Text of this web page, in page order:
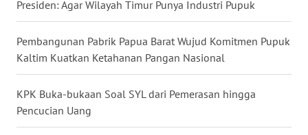
Presiden: Agar Wilayah Timur Punya Industri Pupuk
Pembangunan Pabrik Papua Barat Wujud Komitmen Pupuk
Kaltim Kuatkan Ketahanan Pangan Nasional
KPK Buka-bukaan Soal SYL dari Pemerasan hingga
Pencucian Uang
NTB
WN
SULTENG
WN
SULBAR